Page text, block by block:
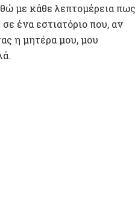
με κάθε λεπτομέρεια πως
ένα εστιατόριο που, αν
η μητέρα μου, μου